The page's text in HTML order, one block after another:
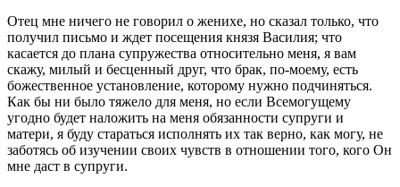
Отец мне ничего не говорил о женихе, но сказал только, что
получил письмо и ждет посещения князя Василия; что
касается до плана супружества относительно меня, я вам
скажу, милый и бесценный друг, что брак, по-моему, есть
божественное установление, которому нужно подчиняться.
Как бы ни было тяжело для меня, но если Всемогущему
угодно будет наложить на меня обязанности супруги и
матери, я буду стараться исполнять их так верно, как могу, не
заботясь об изучении своих чувств в отношении того, кого Он
мне даст в супруги.